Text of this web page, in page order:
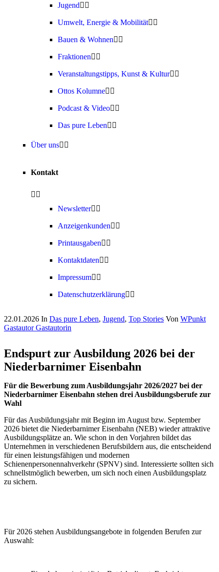
Jugend
Umwelt, Energie & Mobilität
Bauen & Wohnen
Fraktionen
Veranstaltungstipps, Kunst & Kultur
Ottos Kolumne
Podcast & Video
Das pure Leben
Über uns
Kontakt
Newsletter
Anzeigenkunden
Printausgaben
Kontaktdaten
Impressum
Datenschutzerklärung
22.01.2026 In Das pure Leben, Jugend, Top Stories Von WPunkt
Gastautor Gastautorin
Endspurt zur Ausbildung 2026 bei der
Niederbarnimer Eisenbahn
Für die Bewerbung zum Ausbildungsjahr 2026/2027 bei der
Niederbarnimer Eisenbahn stehen drei Ausbildungsberufe zur
Wahl
Für das Ausbildungsjahr mit Beginn im August bzw. September
2026 bietet die Niederbarnimer Eisenbahn (NEB) wieder attraktive
Ausbildungsplätze an. Wie schon in den Vorjahren bildet das
Unternehmen in verschiedenen Berufsbildern aus, die entscheidend
für einen leistungsfähigen und modernen
Schienenpersonennahverkehr (SPNV) sind. Interessierte sollten sich
schnellstmöglich bewerben, um sich noch einen Ausbildungsplatz
zu sichern.
Für 2026 stehen Ausbildungsangebote in folgenden Berufen zur
Auswahl: